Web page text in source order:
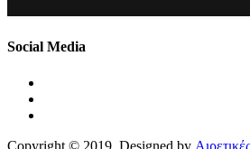
Social Media
Copyright © 2019. Designed by